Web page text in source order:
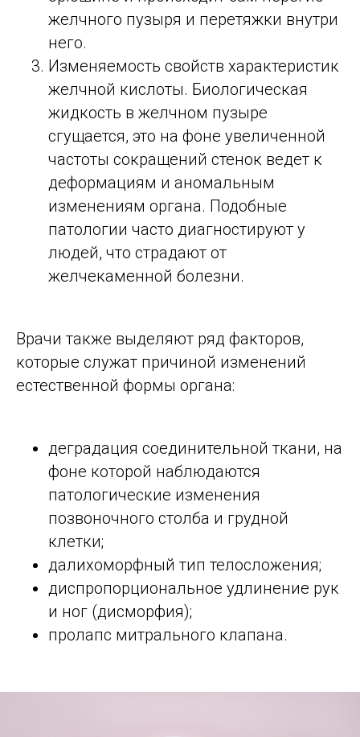
желчного пузыря и перетяжки внутри
него.
Изменяемость свойств характеристик
желчной кислоты. Биологическая
жидкость в желчном пузыре
сгущается, это на фоне увеличенной
частоты сокращений стенок ведет к
деформациям и аномальным
изменениям органа. Подобные
патологии часто диагностируют у
людей, что страдают от
желчекаменной болезни.
Врачи также выделяют ряд факторов,
которые служат причиной изменений
естественной формы органа:
деградация соединительной ткани, на
фоне которой наблюдаются
патологические изменения
позвоночного столба и грудной
клетки;
далихоморфный тип телосложения;
диспропорциональное удлинение рук
и ног (дисморфия);
пролапс митрального клапана.